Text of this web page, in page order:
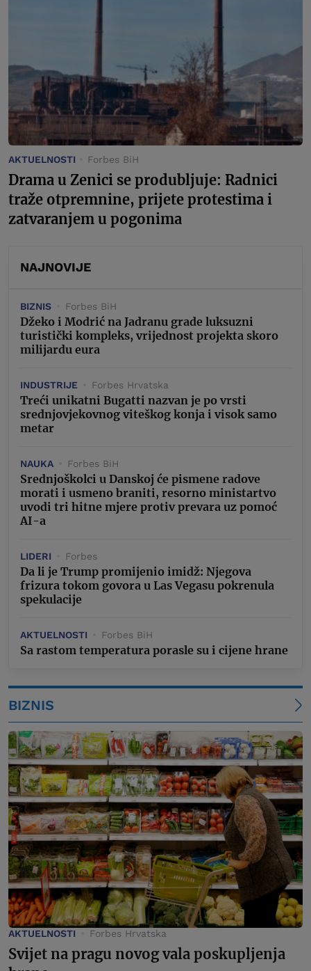
AKTUELNOSTI Forbes BiH
Drama u Zenici se produbljuje: Radnici
traže otpremnine, prijete protestima i
zatvaranjem u pogonima
NAJNOVIJE
BIZNIS Forbes BiH
Džeko i Modrić na Jadranu grade luksuzni
turistički kompleks, vrijednost projekta skoro
milijardu eura
INDUSTRIJE Forbes Hrvatska
Treći unikatni Bugatti nazvan je po vrsti
srednjovjekovnog viteškog konja i visok samo
metar
NAUKA Forbes BiH
Srednjoškolci u Danskoj će pismene radove
morati i usmeno braniti, resorno ministartvo
uvodi tri hitne mjere protiv prevara uz pomoć
AI-a
LIDERI Forbes
Da li je Trump promijenio imidž: Njegova
frizura tokom govora u Las Vegasu pokrenula
spekulacije
AKTUELNOSTI Forbes BiH
Sa rastom temperatura porasle su i cijene hrane
BIZNIS
AKTUELNOSTI Forbes Hrvatska
Svijet na pragu novog vala poskupljenja